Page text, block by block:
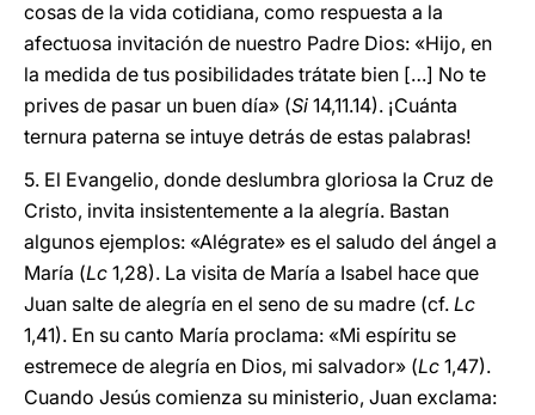
cosas de la vida cotidiana, como respuesta a la
afectuosa invitación de nuestro Padre Dios: «Hijo, en
la medida de tus posibilidades trátate bien […] No te
prives de pasar un buen día» (Si 14,11.14). ¡Cuánta
ternura paterna se intuye detrás de estas palabras!
5. El Evangelio, donde deslumbra gloriosa la Cruz de
Cristo, invita insistentemente a la alegría. Bastan
algunos ejemplos: «Alégrate» es el saludo del ángel a
María (Lc 1,28). La visita de María a Isabel hace que
Juan salte de alegría en el seno de su madre (cf. Lc
1,41). En su canto María proclama: «Mi espíritu se
estremece de alegría en Dios, mi salvador» (Lc 1,47).
Cuando Jesús comienza su ministerio, Juan exclama: